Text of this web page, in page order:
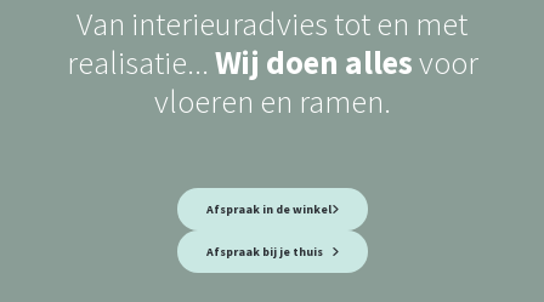
Van interieuradvies tot en met
realisatie... Wij doen allesvoor
vloeren en ramen.
Afspraak in de winkel
Afspraak bij je thuis